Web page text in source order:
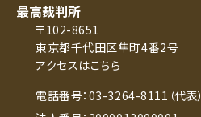
最高裁判所
〒102-8651
東京都千代田区隼町4番2号
アクセスはこちら
電話番号：03-3264-8111（代表）